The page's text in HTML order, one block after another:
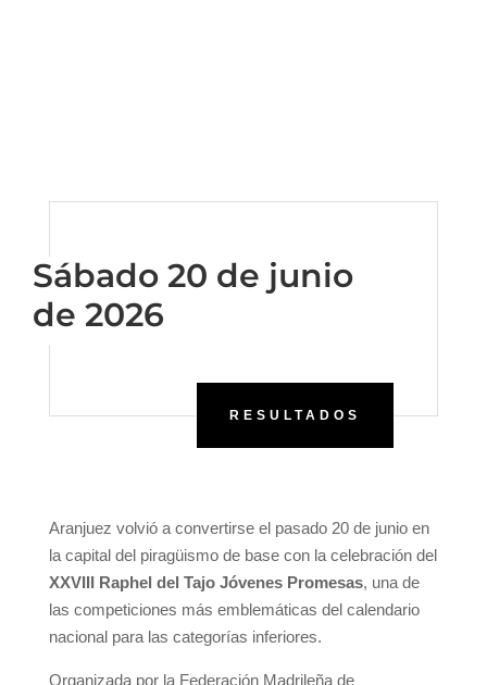
Sábado 20 de junio
de 2026
RESULTADOS
Aranjuez volvió a convertirse el pasado 20 de junio en
la capital del piragüismo de base con la celebración del
XXVIII Raphel del Tajo Jóvenes Promesas, una de
las competiciones más emblemáticas del calendario
nacional para las categorías inferiores.
Organizada por la Federación Madrileña de